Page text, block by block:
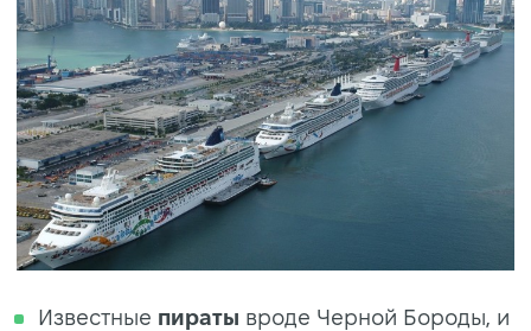
Известные пираты вроде Черной Бороды, и